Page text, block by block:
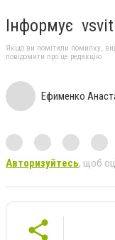
Інформує
Якщо ви помітили помилку,
повідомити про це редакцію
Ефименко
Авторизуйтесь, щоб